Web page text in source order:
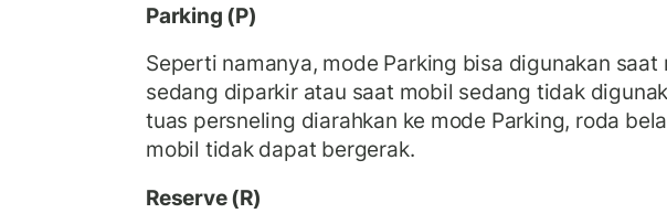
Parking (P)
Seperti namanya, mode Parking bisa digunakan saat
sedang diparkir atau saat mobil sedang tidak
tuas persneling diarahkan ke mode Parking, roda
mobil tidak dapat bergerak.
Reserve (R)